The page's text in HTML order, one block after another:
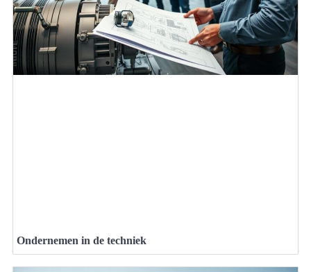
Ondernemen in de techniek